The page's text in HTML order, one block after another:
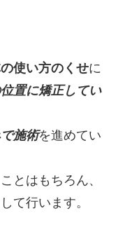
使い方のくせに
置に矯正してい
施術を進めてい
とはもちろん、
て行います。